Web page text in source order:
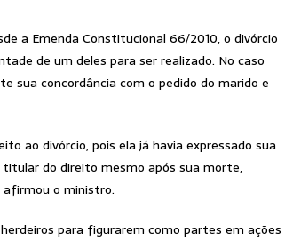
a Emenda Constitucional 66/2010, o divórcio
de um deles para ser realizado. No caso
sua concordância com o pedido do marido e
ao divórcio, pois ela já havia expressado sua
titular do direito mesmo após sua morte,
afirmou o ministro.
para figurarem como partes em ações